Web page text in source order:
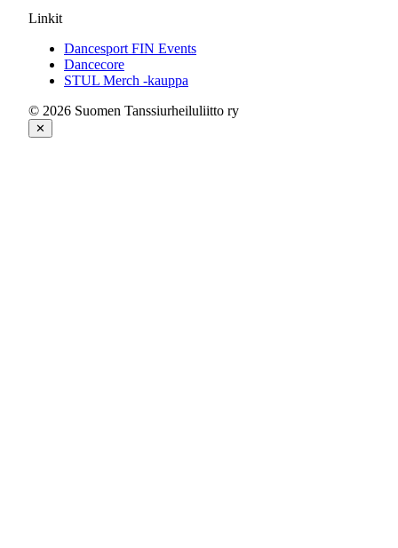
Linkit
Dancesport FIN Events
Dancecore
STUL Merch -kauppa
© 2026 Suomen Tanssiurheiluliitto ry
✕